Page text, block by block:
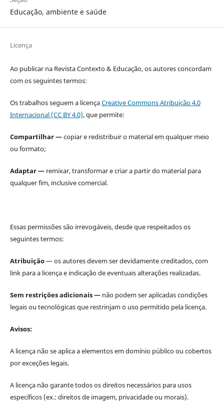
Educação, ambiente e saúde
Licença
Ao publicar na Revista Contexto & Educação, os autores concordam
com os seguintes termos:
Os trabalhos seguem a licençaCreative Commons Atribuição 4.0
Internacional (CC BY 4.0), que permite:
Compartilhar —copiar e redistribuir o material em qualquer meio
ou formato;
Adaptar —remixar, transformar e criar a partir do material para
qualquer fim, inclusive comercial.
Essas permissões são irrevogáveis, desde que respeitados os
seguintes termos:
Atribuição— os autores devem ser devidamente creditados, com
link para a licença e indicação de eventuais alterações realizadas.
Sem restrições adicionais — não podem ser aplicadas condições
legais ou tecnológicas que restrinjam o uso permitido pela licença.
Avisos:
A licença não se aplica a elementos em domínio público ou cobertos
por exceções legais.
A licença não garante todos os direitos necessários para usos
específicos (ex.: direitos de imagem, privacidade ou morais).